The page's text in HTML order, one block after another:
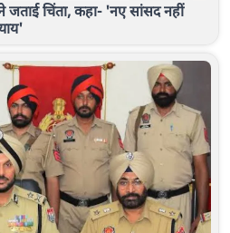
जताई चिंता, कहा- 'नए सांसद नहीं